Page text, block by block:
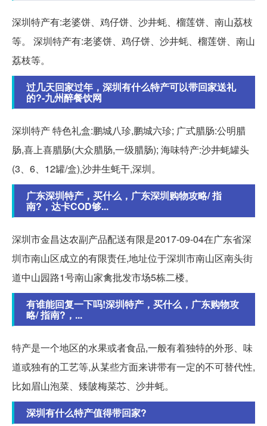
深圳特产有:老婆饼、鸡仔饼、沙井蚝、榴莲饼、南山荔枝
等。 深圳特产有:老婆饼、鸡仔饼、沙井蚝、榴莲饼、南山
荔枝等。
过几天回家过年，深圳有什么特产可以带回家送礼
的?-九州醉餐饮网
深圳特产 特色礼盒:鹏城八珍,鹏城六珍; 广式腊肠:公明腊
肠,喜上喜腊肠(大众腊肠,一级腊肠); 海味特产:沙井蚝罐头
(3、6、12罐/盒),沙井生蚝干,深圳。
广东深圳特产，买什么，广东深圳购物攻略/ 指
南?，达卡COD够...
深圳市金昌达农副产品配送有限是2017-09-04在广东省深
圳市南山区成立的有限责任,地址位于深圳市南山区南头街
道中山园路1号南山家禽批发市场5栋二楼。
有谁能回复一下吗!深圳特产，买什么，广东购物攻
略/ 指南?，...
特产是一个地区的水果或者食品,一般有着独特的外形、味
道或独有的工艺等,从某些方面来讲带有一定的不可替代性,
比如眉山泡菜、矮陂梅菜芯、沙井蚝。
深圳有什么特产值得带回家?